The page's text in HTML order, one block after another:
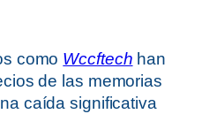
como Wccftech han
de las memorias
caída significativa